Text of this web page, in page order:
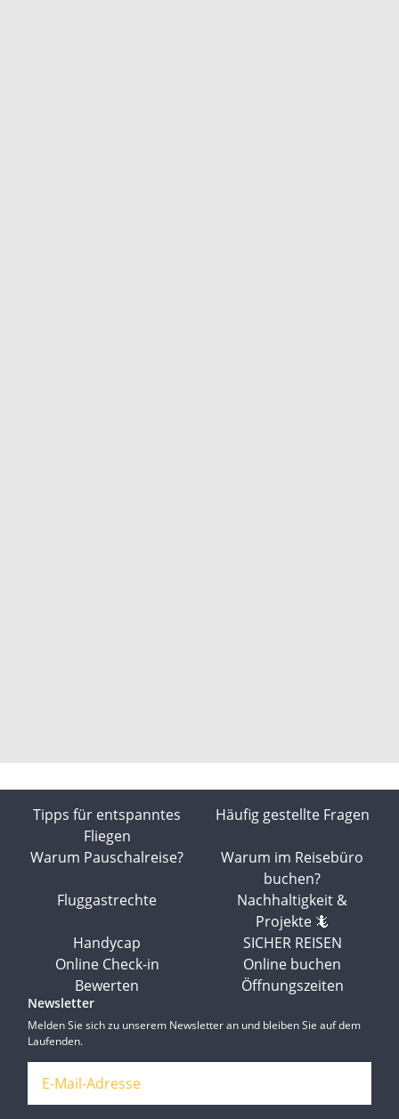
Tipps für entspanntes
Fliegen
Häufig gestellte Fragen
Warum Pauschalreise?
Warum im Reisebüro
buchen?
Fluggastrechte
Nachhaltigkeit &
Projekte 🦎
Handycap
SICHER REISEN
Online Check-in
Online buchen
Bewerten
Öffnungszeiten
Newsletter
Melden Sie sich zu unserem Newsletter an und bleiben Sie auf dem
Laufenden.